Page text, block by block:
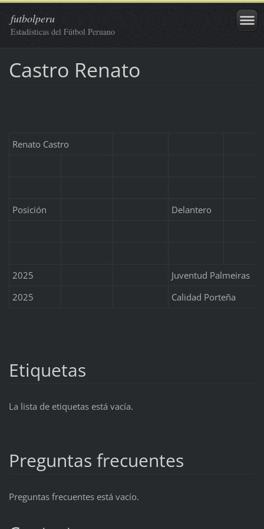
futbolperu
Estadísticas del Fútbol Peruano
Castro Renato
Renato Castro
Posición Delantero
2025
Juventud Palmeiras
2025
Calidad Porteña
Etiquetas
La lista de etiquetas está vacía.
Preguntas frecuentes
Preguntas frecuentes está vacío.